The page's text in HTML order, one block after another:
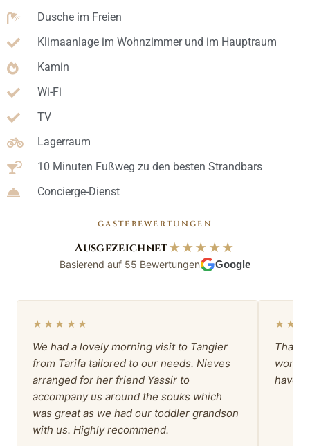
Dusche im Freien
Klimaanlage im Wohnzimmer und im Hauptraum
Kamin
Wi-Fi
TV
Lagerraum
10 Minuten Fußweg zu den besten Strandbars
Concierge-Dienst
GÄSTEBEWERTUNGEN
Ausgezeichnet★★★★★
Basierend auf 55 Bewertungen Google
★★★★★
We had a lovely morning visit to Tangier
from Tarifa tailored to our needs. Nieves
arranged for her friend Yassir to
accompany us around the souks which
was great as we had our toddler grandson
with us. Highly recommend.
Thank
have